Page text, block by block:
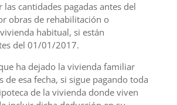
las cantidades pagadas antes del
obras de rehabilitación o
habitual, si están
del 01/01/2017.
ha dejado la vivienda familiar
de esa fecha, si sigue pagando toda
de la vivienda donde viven